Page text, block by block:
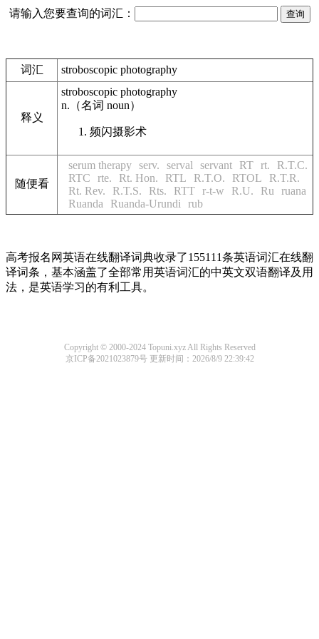
请输入您要查询的词汇：
词汇 stroboscopic photography
释义
stroboscopic photography
n. （名词 noun）
频闪摄影术
随便看
serum therapy serv. serval servant RT rt.
R.T.C.
RTC
rte. Rt. Hon. RTL R.T.O. RTOL
R.T.R.
Rt. Rev.
R.T.S. Rts. RTT r-t-w R.U. Ru
ruana
Ruanda
Ruanda-Urundi rub
高考报名网英语在线翻译词典收录了155111条英语词汇在线翻
译词条，基本涵盖了全部常用英语词汇的中英文双语翻译及用
法，是英语学习的有利工具。
Copyright © 2000-2024 Topuni.xyz All Rights Reserved
京ICP备2021023879号更新时间：2026/8/9 22:39:42